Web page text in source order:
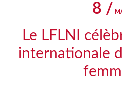
8 /
Le LFLNI
internationale